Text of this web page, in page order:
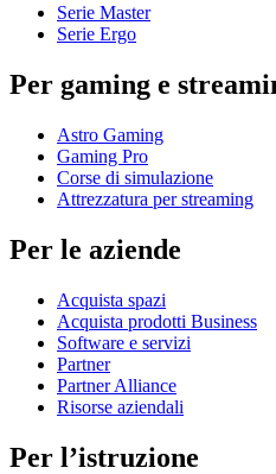
Serie Master
Serie Ergo
Per gaming e
Astro Gaming
Gaming Pro
Corse di simulazione
Attrezzatura per streaming
Per le aziende
Acquista spazi
Acquista prodotti Business
Software e servizi
Partner
Partner Alliance
Risorse aziendali
Per l’istruzione